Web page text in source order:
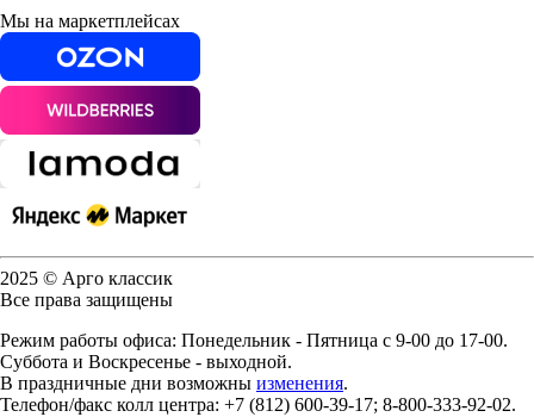
Мы на маркетплейсах
2025 © Арго классик
Все права защищены
Режим работы офиса: Понедельник - Пятница с 9-00 до 17-00.
Суббота и Воскресенье - выходной.
В праздничные дни возможны изменения.
Телефон/факс колл центра: +7 (812) 600-39-17; 8-800-333-92-02.